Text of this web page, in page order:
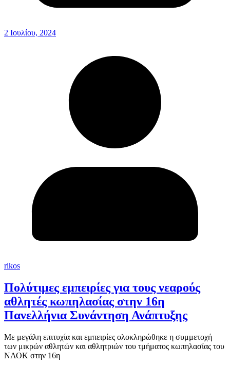
2 Ιουλίου, 2024
rikos
Πολύτιμες εμπειρίες για τους νεαρούς
αθλητές κωπηλασίας στην 16η
Πανελλήνια Συνάντηση Ανάπτυξης
Με μεγάλη επιτυχία και εμπειρίες ολοκληρώθηκε η συμμετοχή
των μικρών αθλητών και αθλητριών του τμήματος κωπηλασίας του
ΝΑΟΚ στην 16η